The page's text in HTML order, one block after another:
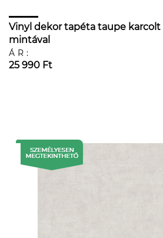
Vinyl dekor tapéta taupe karcolt
mintával
ÁR:
25 990 Ft